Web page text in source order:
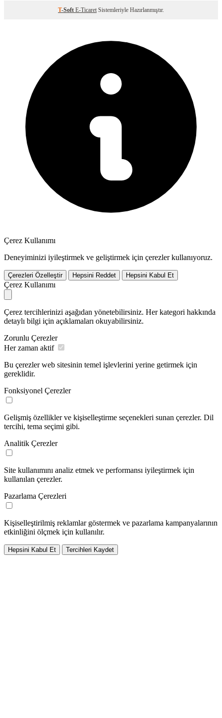
T-Soft E-Ticaret Sistemleriyle Hazırlanmıştır.
Çerez Kullanımı
Deneyiminizi iyileştirmek ve geliştirmek için çerezler kullanıyoruz.
Çerezleri Özelleştir Hepsini Reddet Hepsini Kabul Et
Çerez Kullanımı
Çerez tercihlerinizi aşağıdan yönetebilirsiniz. Her kategori hakkında
detaylı bilgi için açıklamaları okuyabilirsiniz.
Zorunlu Çerezler
Her zaman aktif
Bu çerezler web sitesinin temel işlevlerini yerine getirmek için
gereklidir.
Fonksiyonel Çerezler
Gelişmiş özellikler ve kişiselleştirme seçenekleri sunan çerezler. Dil
tercihi, tema seçimi gibi.
Analitik Çerezler
Site kullanımını analiz etmek ve performansı iyileştirmek için
kullanılan çerezler.
Pazarlama Çerezleri
Kişiselleştirilmiş reklamlar göstermek ve pazarlama kampanyalarının
etkinliğini ölçmek için kullanılır.
Hepsini Kabul Et Tercihleri Kaydet